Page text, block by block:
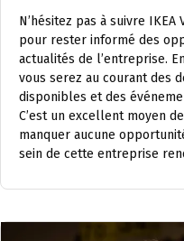
N’hésitez pas à suivre
pour rester informé des
actualités de l’entreprise.
vous serez au courant des
disponibles et des
C’est un excellent moyen
manquer aucune
sein de cette entreprise